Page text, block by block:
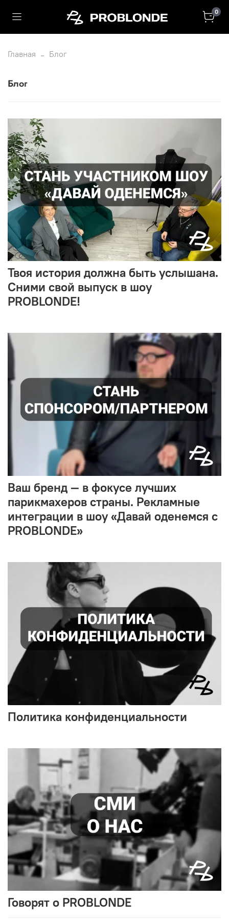
0
Главная Блог
Блог
Твоя история должна быть услышана.
Сними свой выпуск в шоу
PROBLONDE!
Ваш бренд — в фокусе лучших
парикмахеров страны. Рекламные
интеграции в шоу «Давай оденемся с
PROBLONDE»
Политика конфиденциальности
Говорят о PROBLONDE